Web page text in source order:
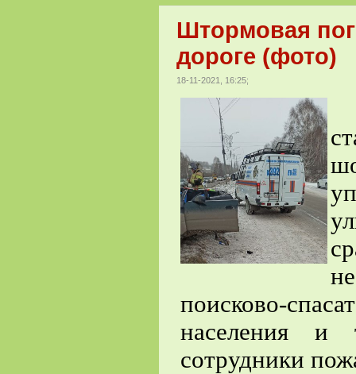
Штормовая
дороге (фото)
18-11-2021, 16:25;
поисково-
населения и
сотрудники